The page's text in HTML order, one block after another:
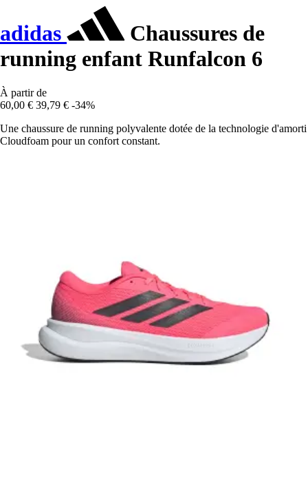
adidas
Chaussures de
running enfant Runfalcon 6
À partir de
60,00 € 39,79 € -34%
Une chaussure de running polyvalente dotée de la technologie d'amorti
Cloudfoam pour un confort constant.